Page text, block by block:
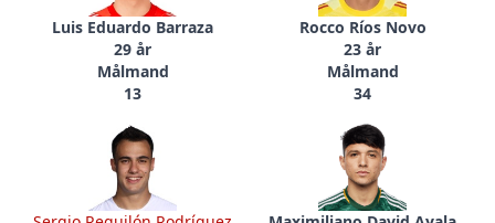
Luis Eduardo Barraza
29 år
Målmand
13
Rocco Ríos Novo
23 år
Målmand
34